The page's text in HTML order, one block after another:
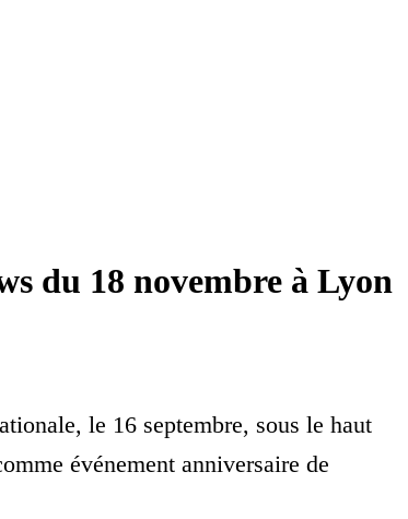
du 18 novembre à Lyon
le 16 septembre, sous le haut
événement anniversaire de